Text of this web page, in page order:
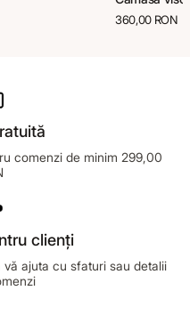
360,00 RON
comenzi de minim 299,00
clienți
ajuta cu sfaturi sau detalii